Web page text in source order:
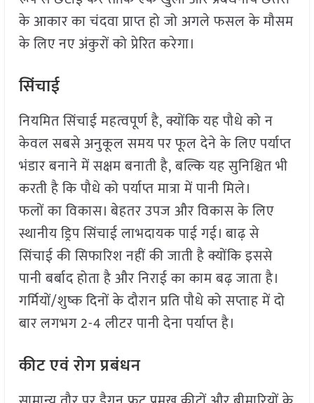
के आकार का चंदवा प्राप्त हो जो अगले फसल के मौसम
के लिए नए अंकुरों को प्रेरित करेगा।
सिंचाई
नियमित सिंचाई महत्वपूर्ण है, क्योंकि यह पौधे को न
केवल सबसे अनुकूल समय पर फूल देने के लिए पर्याप्त
भंडार बनाने में सक्षम बनाती है, बल्कि यह सुनिश्चित भी
करती है कि पौधे को पर्याप्त मात्रा में पानी मिले।
फलों का विकास। बेहतर उपज और विकास के लिए
स्थानीय ड्रिप सिंचाई लाभदायक पाई गई। बाढ़ से
सिंचाई की सिफारिश नहीं की जाती है क्योंकि इससे
पानी बर्बाद होता है और निराई का काम बढ़ जाता है।
गर्मियों/शुष्क दिनों के दौरान प्रति पौधे को सप्ताह में दो
बार लगभग 2-4 लीटर पानी देना पर्याप्त है।
कीट एवं रोग प्रबंधन